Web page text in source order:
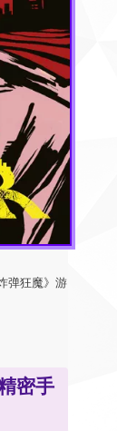
弹狂魔》游
密手